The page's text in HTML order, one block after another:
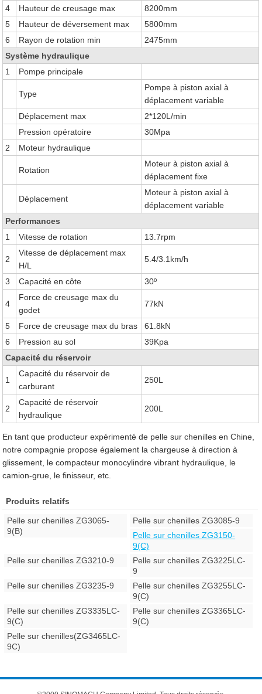
4 Hauteur de creusage max
8200mm
5
Hauteur de déversement max
5800mm
6
Rayon de rotation min
2475mm
Système hydraulique
1
Pompe principale
Type
Pompe à piston axial à
déplacement variable
Déplacement max
2*120L/min
Pression opératoire
30Mpa
2
Moteur hydraulique
Rotation
Moteur à piston axial à
déplacement fixe
Déplacement
Moteur à piston axial à
déplacement variable
Performances
1
Vitesse de rotation 13.7rpm
2
Vitesse de déplacement max
H/L
5.4/3.1km/h
3 Capacité en côte 30º
4
Force de creusage max du
godet
77kN
5 Force de creusage max du bras
61.8kN
6
Pression au sol
39Kpa
Capacité du réservoir
1
Capacité du réservoir de
carburant
250L
2
Capacité de réservoir
hydraulique
200L
En tant que producteur expérimenté de pelle sur chenilles en Chine,
notre compagnie propose également la chargeuse à direction à
glissement, le compacteur monocylindre vibrant hydraulique, le
camion-grue, le finisseur, etc.
Produits relatifs
Pelle sur chenilles ZG3065-
9(B)
Pelle sur chenilles ZG3085-9
Pelle sur chenilles ZG3150-
9(C)
Pelle sur chenilles ZG3210-9
Pelle sur chenilles ZG3225LC-
9
Pelle sur chenilles ZG3235-9
Pelle sur chenilles ZG3255LC-
9(C)
Pelle sur chenilles ZG3335LC-
9(C)
Pelle sur chenilles ZG3365LC-
9(C)
Pelle sur chenilles(ZG3465LC-
9C)